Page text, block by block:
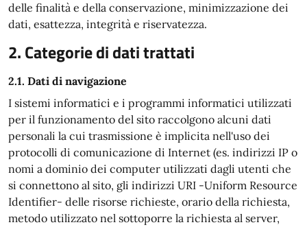
delle finalità e della conservazione, minimizzazione dei
dati, esattezza, integrità e riservatezza.
2. Categorie di dati trattati
2.1. Dati di navigazione
I sistemi informatici e i programmi informatici utilizzati
per il funzionamento del sito raccolgono alcuni dati
personali la cui trasmissione è implicita nell'uso dei
protocolli di comunicazione di Internet (es. indirizzi IP o
nomi a dominio dei computer utilizzati dagli utenti che
si connettono al sito, gli indirizzi URI -Uniform Resource
Identifier- delle risorse richieste, orario della richiesta,
metodo utilizzato nel sottoporre la richiesta al server,